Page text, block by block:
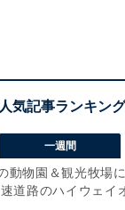
一週間
動物園＆観光牧場
道路のハイウェイ